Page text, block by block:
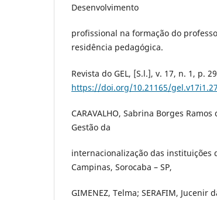
Desenvolvimento
profissional na formação do
residência pedagógica.
Revista do GEL, [S.l.], v. 17, n. 1, p.
https://doi.org/10.21165/
CARAVALHO, Sabrina Borges
Gestão da
internacionalização das instituições
Campinas, Sorocaba – SP,
GIMENEZ, Telma; SERAFIM, Jucenir